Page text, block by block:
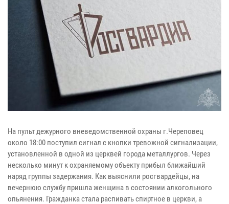
На пульт дежурного вневедомственной охраны г.Череповец
около 18:00 поступил сигнал с кнопки тревожной сигнализации,
установленной в одной из церквей города металлургов. Через
несколько минут к охраняемому объекту прибыл ближайший
наряд группы задержания. Как выяснили росгвардейцы, на
вечернюю службу пришла женщина в состоянии алкогольного
опьянения. Гражданка стала распивать спиртное в церкви, а